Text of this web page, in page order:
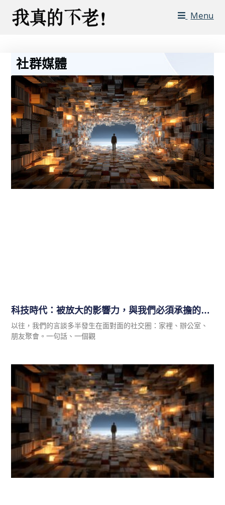
Menu
社群媒體
科技時代：被放大的影響力，與我們必須承擔的分寸
以往，我們的言談多半發生在面對面的社交圈：家裡、辦公室、
朋友聚會。一句話、一個觀